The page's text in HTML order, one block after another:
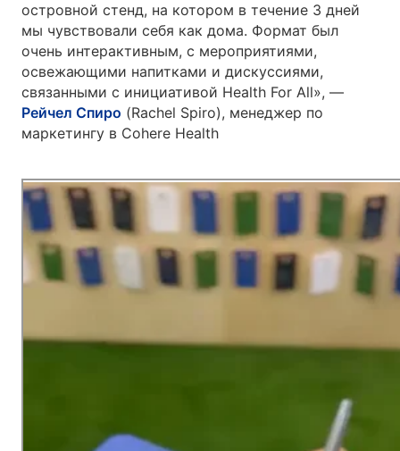
островной стенд, на котором в течение 3 дней
мы чувствовали себя как дома. Формат был
очень интерактивным, с мероприятиями,
освежающими напитками и дискуссиями,
связанными с инициативой Health For All», —
Рейчел Спиро (Rachel Spiro), менеджер по
маркетингу в Cohere Health